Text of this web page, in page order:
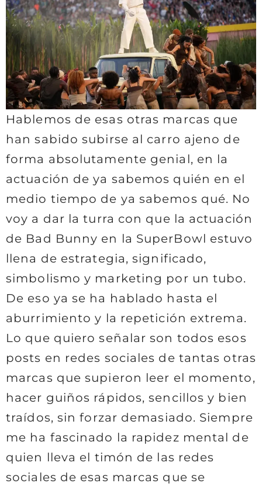
Hablemos de esas otras marcas que
han sabido subirse al carro ajeno de
forma absolutamente genial, en la
actuación de ya sabemos quién en el
medio tiempo de ya sabemos qué. No
voy a dar la turra con que la actuación
de Bad Bunny en la SuperBowl estuvo
llena de estrategia, significado,
simbolismo y marketing por un tubo.
De eso ya se ha hablado hasta el
aburrimiento y la repetición extrema.
Lo que quiero señalar son todos esos
posts en redes sociales de tantas otras
marcas que supieron leer el momento,
hacer guiños rápidos, sencillos y bien
traídos, sin forzar demasiado. Siempre
me ha fascinado la rapidez mental de
quien lleva el timón de las redes
sociales de esas marcas que se